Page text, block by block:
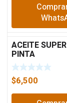
ACEITE
PINTA
$6,500